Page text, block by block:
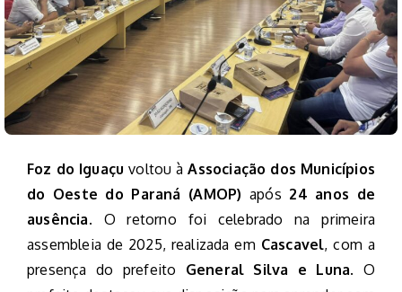
Foz do Iguaçu voltou àAssociação dos Municípios
do Oeste do Paraná (AMOP) após 24 anos de
ausência. O retorno foi celebrado na primeira
assembleia de 2025, realizada em Cascavel, com a
presença do prefeito General Silva e Luna. O